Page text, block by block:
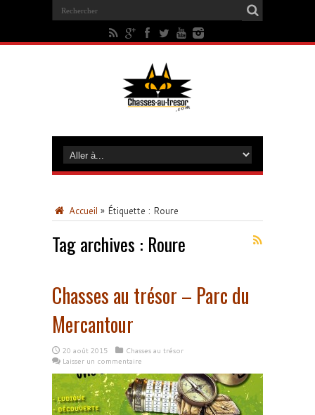
Accueil » Étiquette : Roure
Tag archives : Roure
Chasses au trésor – Parc du
Mercantour
20 août 2015
Chasses au trésor
Laisser un commentaire